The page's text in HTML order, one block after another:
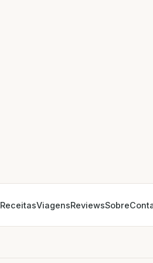
ReceitasViagensReviewsSobre